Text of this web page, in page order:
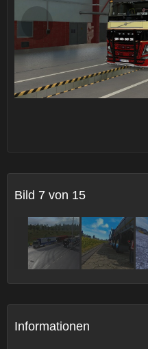
Bild 7 von 15
Informationen